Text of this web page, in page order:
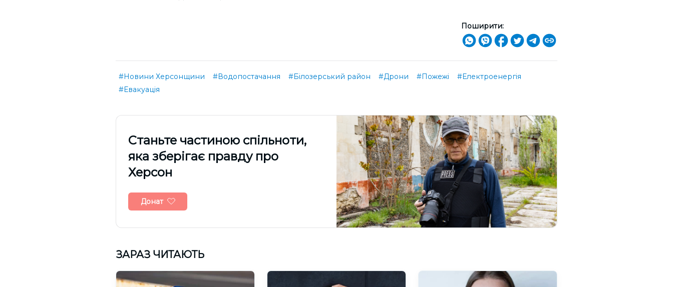
Поширити:
#Новини Херсонщини #Водопостачання #Білозерський район #Дрони #Пожежі
#Електроенергія
#Евакуація
Cтаньте частиною спільноти,
яка зберігає правду про
Херсон
Донат
ЗАРАЗ ЧИТАЮТЬ